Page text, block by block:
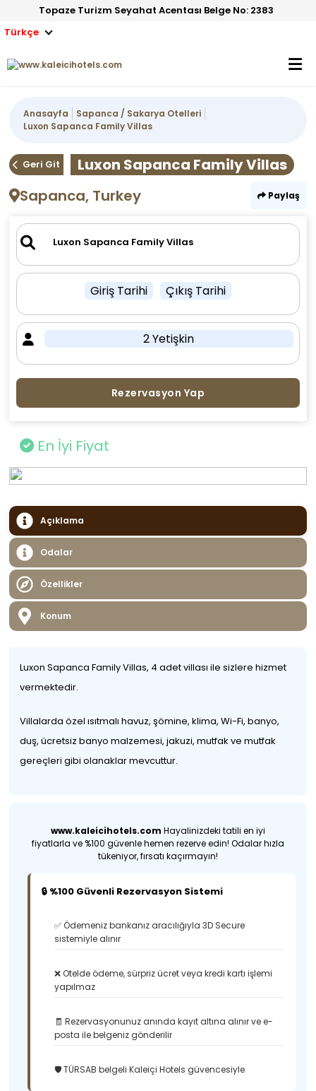
Topaze Turizm Seyahat Acentası Belge No: 2383
Türkçe
Anasayfa
Sapanca / Sakarya Otelleri
Luxon Sapanca Family Villas
Geri Git
Luxon Sapanca Family Villas
Sapanca, Turkey
Paylaş
Giriş Tarihi Çıkış Tarihi
2 Yetişkin
Rezervasyon Yap
En İyi Fiyat
Açıklama
Odalar
Özellikler
Konum
Luxon Sapanca Family Villas, 4 adet villası ile sizlere hizmet
vermektedir.
Villalarda özel ısıtmalı havuz, şömine, klima, Wi-Fi, banyo,
duş, ücretsiz banyo malzemesi, jakuzi, mutfak ve mutfak
gereçleri gibi olanaklar mevcuttur.
www.kaleicihotels.com Hayalinizdeki tatili en iyi
fiyatlarla ve %100 güvenle hemen rezerve edin! Odalar hızla
tükeniyor, fırsatı kaçırmayın!
🔒 %100 Güvenli Rezervasyon Sistemi
✅ Ödemeniz bankanız aracılığıyla 3D Secure
sistemiyle alınır
❌ Otelde ödeme, sürpriz ücret veya kredi kartı işlemi
yapılmaz
🧾 Rezervasyonunuz anında kayıt altına alınır ve e-
posta ile belgeniz gönderilir
🛡️ TÜRSAB belgeli Kaleiçi Hotels güvencesiyle